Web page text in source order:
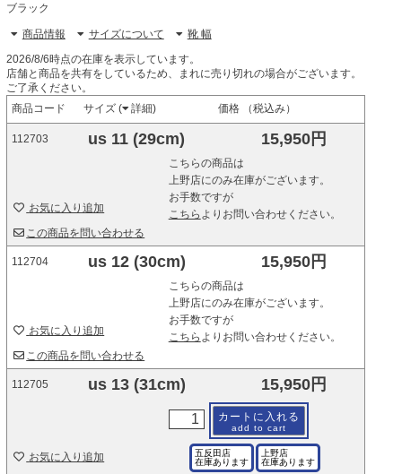
ブラック
商品情報 サイズについて 靴 幅
2026/8/6時点の在庫を表示しています。
店舗と商品を共有をしているため、まれに売り切れの場合がございます。
ご了承ください。
商品コード
サイズ ( 詳細) 価格 （税込み）
112703 us 11 (29cm) 15,950円
こちらの商品は
上野店にのみ在庫がございます。
お手数ですが
こちら よりお問い合わせください。
お気に入り追加
この商品を問い合わせる
112704 us 12 (30cm) 15,950円
こちらの商品は
上野店にのみ在庫がございます。
お手数ですが
こちら よりお問い合わせください。
お気に入り追加
この商品を問い合わせる
112705 us 13 (31cm) 15,950円
カートに入れる
add to cart
五反田店
在庫あります
上野店
在庫あります
お気に入り追加